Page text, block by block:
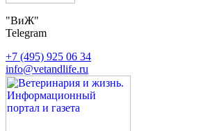
"ВиЖ"
Telegram
+7 (495) 925 06 34
info@vetandlife.ru